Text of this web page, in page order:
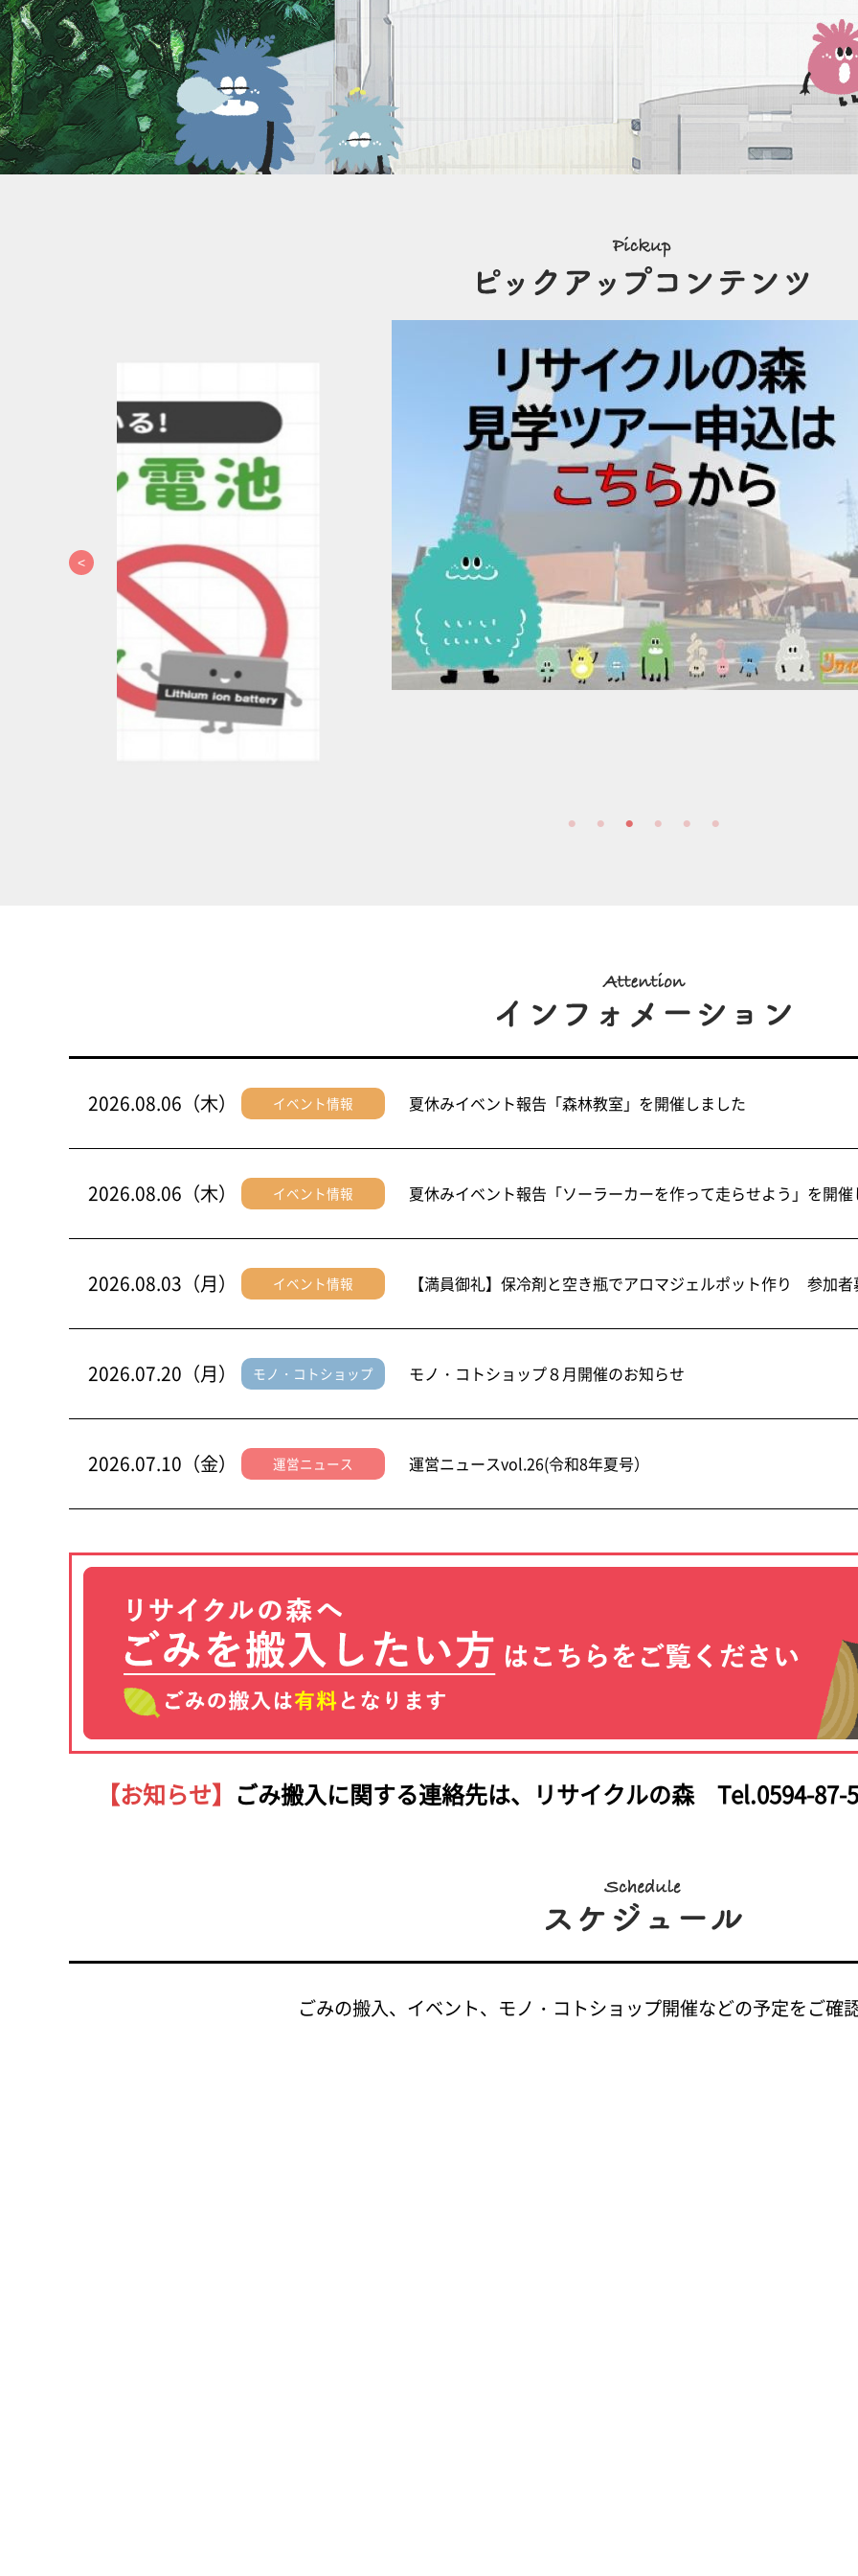
2026.08.06（木） イベント情報 夏休みイベント報告「森林教室」を開催しました
2026.08.06（木） イベント情報 夏休みイベント報告「ソーラーカーを作って走らせよう」を開
2026.08.03（月） イベント情報 【満員御礼】保冷剤と空き瓶でアロマジェルポット作り 参加
2026.07.20（月） モノ・コトショップ モノ・コトショップ８月開催のお知らせ
2026.07.10（金） 運営ニュース 運営ニュースvol.26(令和8年夏号）
【お知らせ】 ごみ搬入に関する連絡先は、 リサイクルの森 Tel.0594-87-
ごみの搬入、イベント、モノ・コトショップ開催などの予定をご確